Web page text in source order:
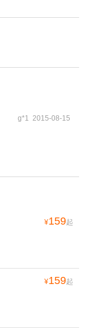
g*1 2015-08-15
¥159起
¥159起